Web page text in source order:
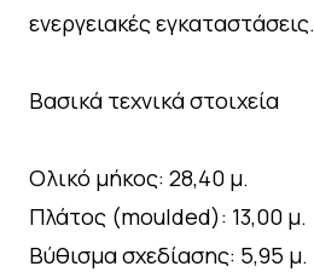
ενεργειακές εγκαταστάσεις.
Βασικά τεχνικά στοιχεία
Ολικό μήκος: 28,40 μ.
Πλάτος (moulded): 13,00 μ.
Βύθισμα σχεδίασης: 5,95 μ.